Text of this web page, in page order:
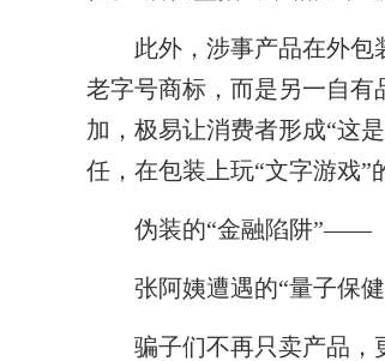
此外，涉事产品在外包装
老字号商标，而是另一自
加，极易让消费者形成“这
任，在包装上玩“文字游戏”
伪装的“金融陷阱”——
张阿姨遭遇的“量子保健
骗子们不再只卖产品，更